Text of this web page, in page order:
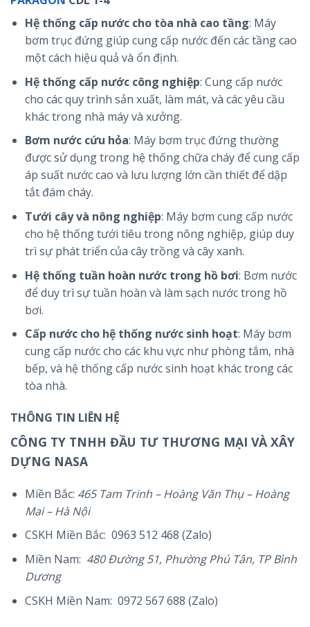
Hệ thống cấp nước cho tòa nhà cao tầng: Máy
bơm trục đứng giúp cung cấp nước đến các tầng cao
một cách hiệu quả và ổn định.
Hệ thống cấp nước công nghiệp: Cung cấp nước
cho các quy trình sản xuất, làm mát, và các yêu cầu
khác trong nhà máy và xưởng.
Bơm nước cứu hỏa: Máy bơm trục đứng thường
được sử dụng trong hệ thống chữa cháy để cung cấp
áp suất nước cao và lưu lượng lớn cần thiết để dập
tắt đám cháy.
Tưới cây và nông nghiệp: Máy bơm cung cấp nước
cho hệ thống tưới tiêu trong nông nghiệp, giúp duy
trì sự phát triển của cây trồng và cây xanh.
Hệ thống tuần hoàn nước trong hồ bơi: Bơm nước
để duy trì sự tuần hoàn và làm sạch nước trong hồ
bơi.
Cấp nước cho hệ thống nước sinh hoạt: Máy bơm
cung cấp nước cho các khu vực như phòng tắm, nhà
bếp, và hệ thống cấp nước sinh hoạt khác trong các
tòa nhà.
THÔNG TIN LIÊN HỆ
CÔNG TY TNHH ĐẦU TƯ THƯƠNG MẠI VÀ XÂY
DỰNG NASA
Miền Bắc: 465 Tam Trinh – Hoàng Văn Thụ – Hoàng
Mai – Hà Nội
CSKH Miền Bắc: 0963 512 468 (Zalo)
Miền Nam: 480 Đường 51, Phường Phú Tân, TP Bình
Dương
CSKH Miền Nam: 0972 567 688 (Zalo)